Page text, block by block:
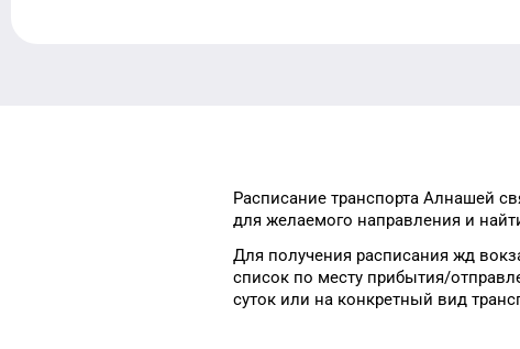
Расписание транспорта Алнашей
для желаемого направления и
Для получения расписания жд
список по месту прибытия/
суток или на конкретный вид